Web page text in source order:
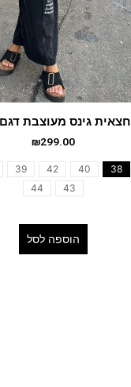
חצאית גינס מעוצבת
₪299.00
38
40
42
39
43
44
הוספה לסל